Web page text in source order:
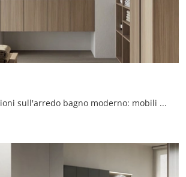
Ottieni informazioni sull'arredo bagno moderno: mobili bagno sospesi in melaminico come il modello INK NK011 di Compab ti attendono.